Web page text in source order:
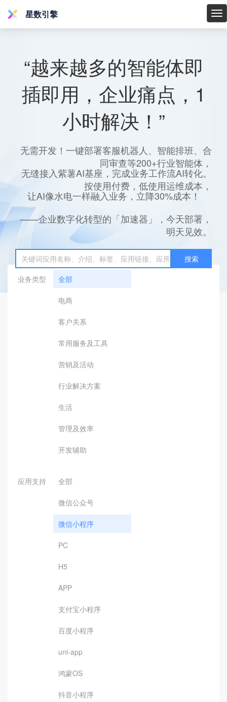
星
星数引擎
“越来越多的智能体即
插即用，企业痛点，1
小时解决！”
无需开发！一键部署客服机器人、智能排班、合
同审查等200+行业智能体，
无缝接入紫薯AI基座，完成业务工作流AI转化。
按使用付费，低使用运维成本，
让AI像水电一样融入业务，立降30%成本！
——企业数字化转型的「加速器」，今天部署，
明天见效。
搜索
业务类型
全部
电商
客户关系
常用服务及工具
营销及活动
行业解决方案
生活
管理及效率
开发辅助
应用支持 全部
微信公众号
微信小程序
PC
H5
APP
支付宝小程序
百度小程序
uni-app
鸿蒙OS
抖音小程序